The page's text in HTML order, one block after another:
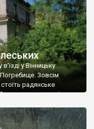
у Вінницьку
Зовсім
радянське
а трохи далі, десь
у траві – […]